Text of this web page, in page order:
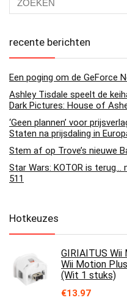
recente berichten
Een poging om de GeForce
Ashley Tisdale speelt de
Dark Pictures: House of
‘Geen plannen’ voor
Staten na prijsdaling in
Stem af op Trove’s nieuwe
Star Wars: KOTOR is
511
Hotkeuzes
GIRIAITUS
Wii Motion
(Wit 1 stuks)
€13.97